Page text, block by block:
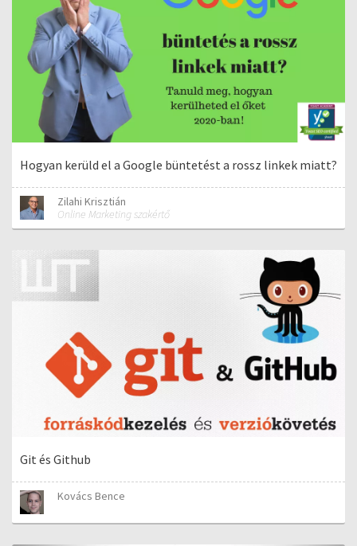
Hogyan kerüld el a Google büntetést a rossz linkek miatt?
Zilahi Krisztián
Online Marketing szakértő
Git és Github
Kovács Bence